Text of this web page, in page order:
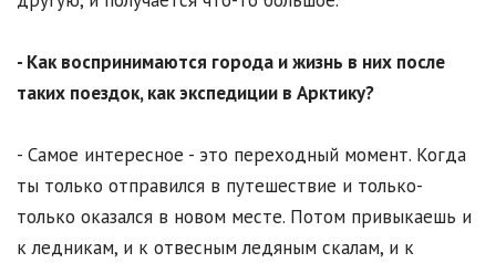
- Как воспринимаются города и жизнь в них после
таких поездок, как экспедиции в Арктику?
- Самое интересное - это переходный момент. Когда
ты только отправился в путешествие и только-
только оказался в новом месте. Потом привыкаешь и
к ледникам, и к отвесным ледяным скалам, и к